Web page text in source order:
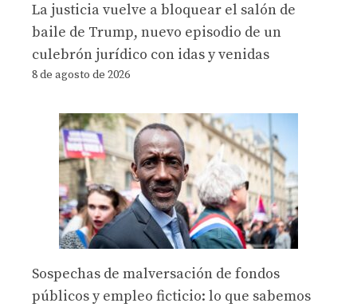
La justicia vuelve a bloquear el salón de
baile de Trump, nuevo episodio de un
culebrón jurídico con idas y venidas
8 de agosto de 2026
Sospechas de malversación de fondos
públicos y empleo ficticio: lo que sabemos